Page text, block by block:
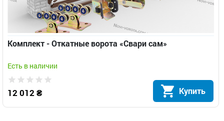
Комплект - Откатные ворота «Свари сам»
Есть в наличии
12 012 ₴ Купить